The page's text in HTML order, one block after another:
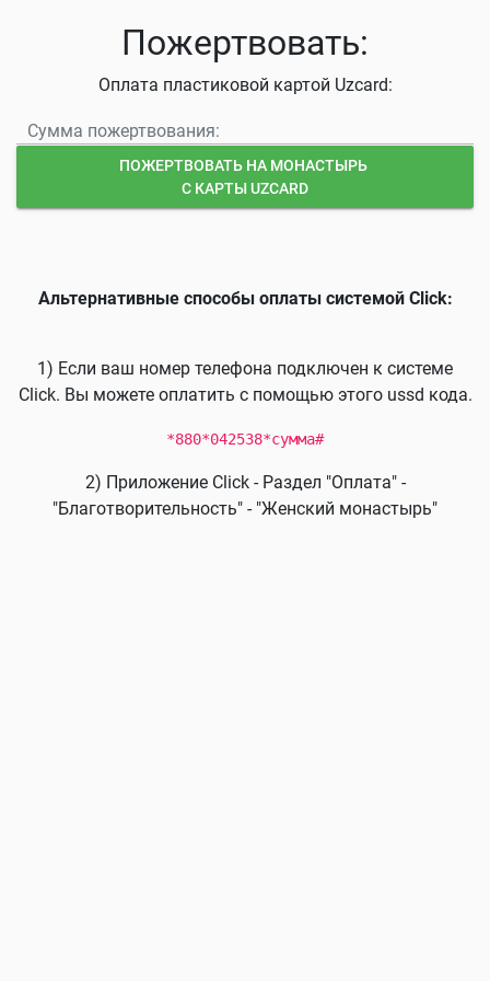
Пожертвовать:
Оплата пластиковой картой Uzcard:
ПОЖЕРТВОВАТЬ НА МОНАСТЫРЬ
С КАРТЫ UZCARD
Альтернативные способы оплаты системой Click:
1) Если ваш номер телефона подключен к системе
Click. Вы можете оплатить с помощью этого ussd кода.
*880*042538*сумма#
2) Приложение Click - Раздел "Оплата" -
"Благотворительность" - "Женский монастырь"